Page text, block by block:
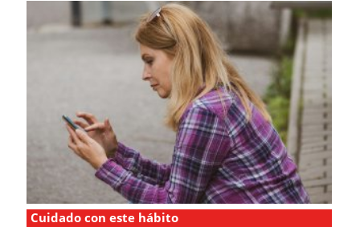
Cuidado con este hábito